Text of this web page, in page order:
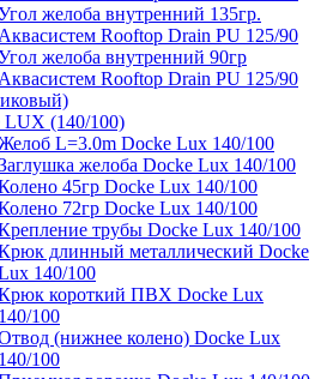
желоба внутренний 135гр.
Аквасистем Rooftop Drain PU 125/90
желоба внутренний 90гр
Аквасистем Rooftop Drain PU 125/90
LUX (140/100)
L=3.0m Docke Lux 140/100
желоба Docke Lux 140/100
45гр Docke Lux 140/100
72гр Docke Lux 140/100
трубы Docke Lux 140/100
длинный металлический Docke
140/100
короткий ПВХ Docke Lux
140/100
(нижнее колено) Docke Lux
140/100